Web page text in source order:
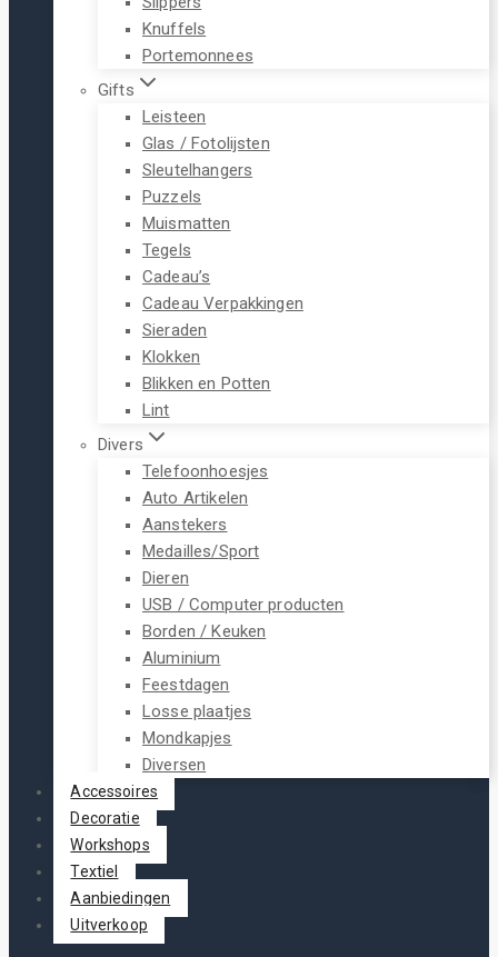
Knuffels
Portemonnees
Gifts
Leisteen
Glas / Fotolijsten
Sleutelhangers
Puzzels
Muismatten
Tegels
Cadeau’s
Cadeau Verpakkingen
Sieraden
Klokken
Blikken en Potten
Lint
Divers
Telefoonhoesjes
Auto Artikelen
Aanstekers
Medailles/Sport
Dieren
USB / Computer producten
Borden / Keuken
Aluminium
Feestdagen
Losse plaatjes
Mondkapjes
Diversen
Accessoires
Decoratie
Workshops
Textiel
Aanbiedingen
Uitverkoop